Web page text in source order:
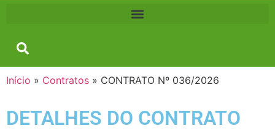
Início » Contratos » CONTRATO Nº 036/2026
DETALHES DO CONTRATO​